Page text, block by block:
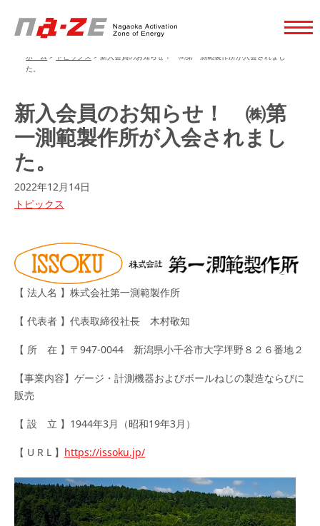
ホーム > トピックス > 新入会員のお知らせ！ ㈱第一測範製作所が入会されまし
た。
新入会員のお知らせ！ ㈱第
一測範製作所が入会されまし
た。
2022年12月14日
トピックス
【 法人名 】株式会社第一測範製作所
【 代表者 】代表取締役社長 木村敬知
【 所 在 】〒947-0044 新潟県小千谷市大字坪野８２６番地２
【事業内容】ゲージ・計測機器およびボールねじの製造ならびに
販売
【 設 立 】1944年3月（昭和19年3月）
【 U R L 】 https://issoku.jp/